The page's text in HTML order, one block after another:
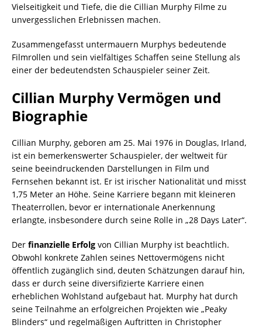
Vielseitigkeit und Tiefe, die die Cillian Murphy Filme zu
unvergesslichen Erlebnissen machen.
Zusammengefasst untermauern Murphys bedeutende
Filmrollen und sein vielfältiges Schaffen seine Stellung als
einer der bedeutendsten Schauspieler seiner Zeit.
Cillian Murphy Vermögen und
Biographie
Cillian Murphy, geboren am 25. Mai 1976 in Douglas, Irland,
ist ein bemerkenswerter Schauspieler, der weltweit für
seine beeindruckenden Darstellungen in Film und
Fernsehen bekannt ist. Er ist irischer Nationalität und misst
1,75 Meter an Höhe. Seine Karriere begann mit kleineren
Theaterrollen, bevor er internationale Anerkennung
erlangte, insbesondere durch seine Rolle in „28 Days Later“.
Der finanzielle Erfolg von Cillian Murphy ist beachtlich.
Obwohl konkrete Zahlen seines Nettovermögens nicht
öffentlich zugänglich sind, deuten Schätzungen darauf hin,
dass er durch seine diversifizierte Karriere einen
erheblichen Wohlstand aufgebaut hat. Murphy hat durch
seine Teilnahme an erfolgreichen Projekten wie „Peaky
Blinders“ und regelmäßigen Auftritten in Christopher